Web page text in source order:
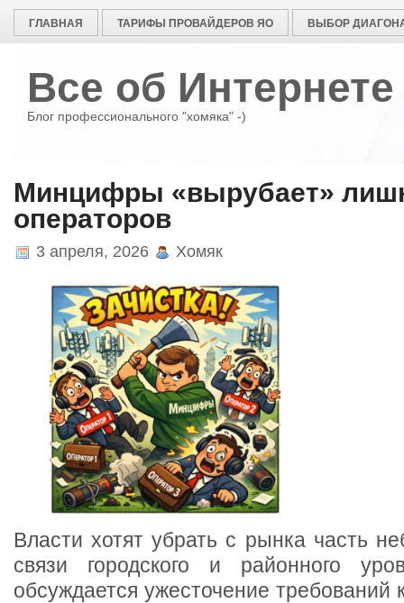
ГЛАВНАЯ ТАРИФЫ ПРОВАЙДЕРОВ ЯО ВЫБОР
Все об Интернете
Блог профессионального "хомяка" -)
Минцифры «вырубает»
операторов
3 апреля, 2026 Хомяк
Власти хотят убрать с рынка часть
связи городского и районного
обсуждается ужесточение